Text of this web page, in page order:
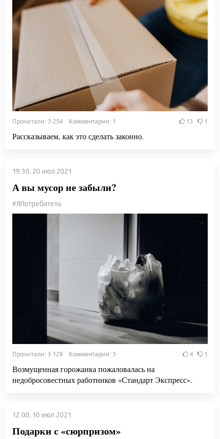
Прочитали: 3 254 Комментарии: 1 13 1
Рассказываем, как это сделать законно.
19:30, 20 июл 2021
А вы мусор не забыли?
#ЯПотребитель
Прочитали: 3 128 Комментарии: 3 4 1
Возмущенная горожанка пожаловалась на
недобросовестных работников «Стандарт Экспресс».
12:00, 10 июл 2021
Подарки с «сюрпризом»